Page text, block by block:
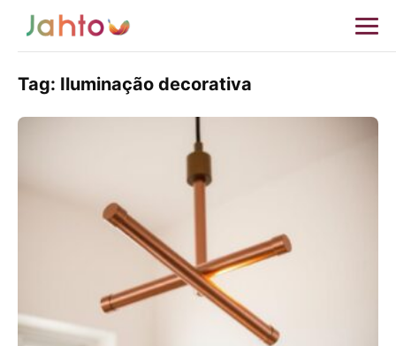
Tag: Iluminação decorativa